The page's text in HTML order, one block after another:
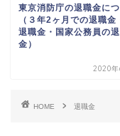
東京消防庁の退職金に
（３年2ヶ月での退職金
退職金・国家公務員の
金）
2020年
HOME 退職金